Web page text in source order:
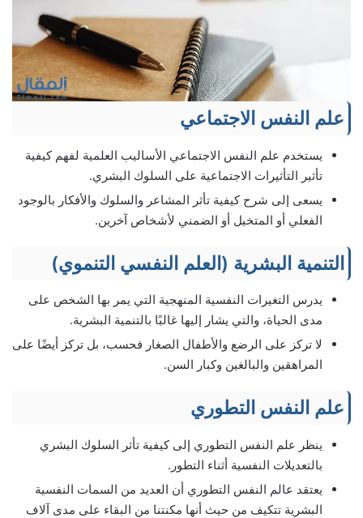
علم النفس الاجتماعي
يستخدم علم النفس الاجتماعي الأساليب العلمية لفهم كيفية
تأثير التأثيرات الاجتماعية على السلوك البشري.
يسعى إلى شرح كيفية تأثر المشاعر والسلوك والأفكار بالوجود
الفعلي أو المتخيل أو الضمني لأشخاص آخرين.
التنمية البشرية (العلم النفسي التنموي)
يدرس التغيرات النفسية المنهجية التي يمر بها الشخص على
مدى الحياة، والتي يشار إليها غالبًا بالتنمية البشرية.
لا تركز على الرضع والأطفال الصغار فحسب، بل تركز أيضًا على
المراهقين والبالغين وكبار السن.
علم النفس التطوري
ينظر علم النفس التطوري إلى كيفية تأثر السلوك البشري
بالتعديلات النفسية أثناء التطور.
يعتقد عالم النفس التطوري أن العديد من السمات النفسية
البشرية تتكيف من حيث أنها مكنتنا من البقاء على مدى آلاف